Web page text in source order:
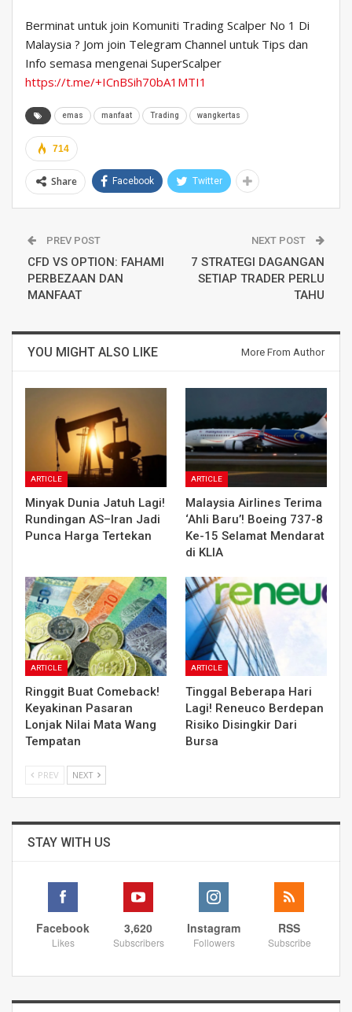
Berminat untuk join Komuniti Trading Scalper No 1 Di
Malaysia ? Jom join Telegram Channel untuk Tips dan
Info semasa mengenai SuperScalper
https://t.me/+ICnBSih70bA1MTI1
emas manfaat Trading wangkertas
714
Share Facebook Twitter
PREV POST
CFD VS OPTION: FAHAMI
PERBEZAAN DAN
MANFAAT
NEXT POST
7 STRATEGI DAGANGAN
SETIAP TRADER PERLU
TAHU
YOU MIGHT ALSO LIKE More From Author
ARTICLE
Minyak Dunia Jatuh Lagi!
Rundingan AS–Iran Jadi
Punca Harga Tertekan
ARTICLE
Malaysia Airlines Terima
‘Ahli Baru’! Boeing 737-8
Ke-15 Selamat Mendarat
di KLIA
ARTICLE
Ringgit Buat Comeback!
Keyakinan Pasaran
Lonjak Nilai Mata Wang
Tempatan
ARTICLE
Tinggal Beberapa Hari
Lagi! Reneuco Berdepan
Risiko Disingkir Dari
Bursa
PREV NEXT
STAY WITH US
Facebook
Likes
3,620
Subscribers
Instagram
Followers
RSS
Subscribe